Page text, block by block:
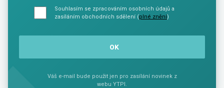
Souhlasím se zpracováním osobních údajů a
zasíláním obchodních sdělení (plné znění)
Váš e-mail bude použit jen pro zasílání novinek z
webu YTPI.